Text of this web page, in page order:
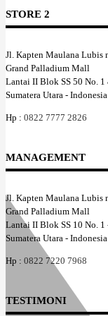
STORE 2
Jl. Kapten Maulana Lubis
Grand Palladium Mall
Lantai II Blok SS 50 No. 1
Sumatera Utara - Indonesia
Hp : 0822 7777 2826
MANAGEMENT
Jl. Kapten Maulana Lubis
Grand Palladium Mall
Lantai II Blok SS 10 No. 1
Sumatera Utara - Indonesia
Hp : 0822 7220 7968
TESTIMONI